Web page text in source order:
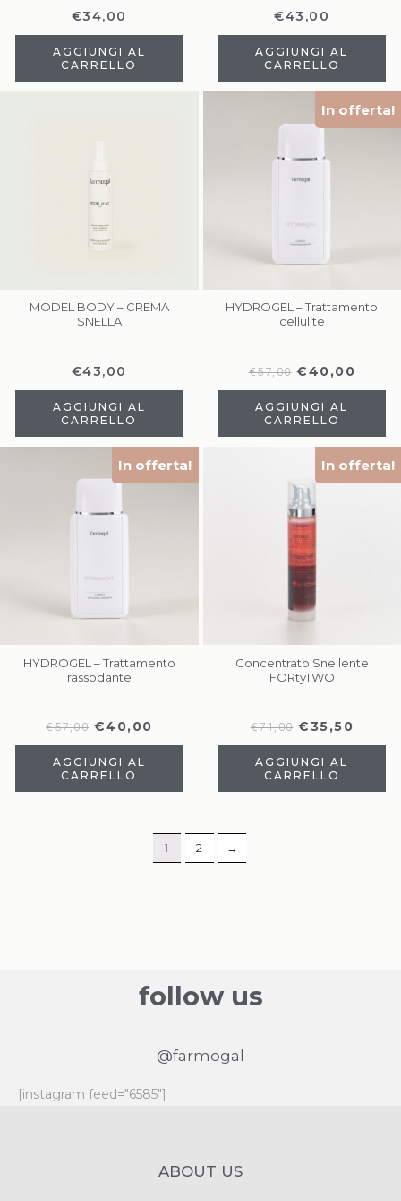
€34,00
AGGIUNGI AL
CARRELLO
€43,00
AGGIUNGI AL
CARRELLO
MODEL BODY – CREMA
SNELLA
€43,00
AGGIUNGI AL
CARRELLO
In offerta!
HYDROGEL – Trattamento
cellulite
€57,00 €40,00
AGGIUNGI AL
CARRELLO
In offerta!
HYDROGEL – Trattamento
rassodante
€57,00 €40,00
AGGIUNGI AL
CARRELLO
In offerta!
Concentrato Snellente
FORtyTWO
€71,00 €35,50
AGGIUNGI AL
CARRELLO
1 2 →
follow us
@farmogal
[instagram feed="6585"]
ABOUT US